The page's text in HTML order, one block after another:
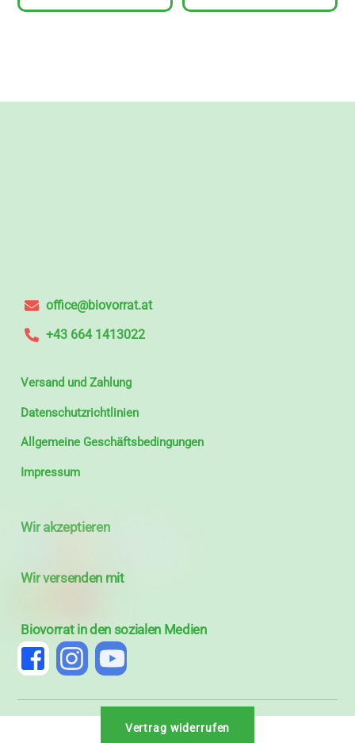
office@biovorrat.at
+43 664 1413022
Versand und Zahlung
Datenschutzrichtlinien
Allgemeine Geschäftsbedingungen
Impressum
Wir akzeptieren
Wir versenden mit
Biovorrat in den sozialen Medien
Vertrag widerrufen